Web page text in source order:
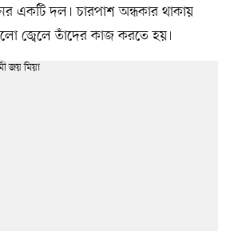
একটি দল। চারপাশ অন্ধকার থাকায়
জ্বেলে তাঁদের কাজ করতে হয়।